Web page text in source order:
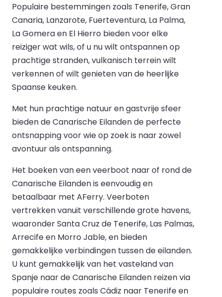
Populaire bestemmingen zoals Tenerife, Gran
Canaria, Lanzarote, Fuerteventura, La Palma,
La Gomera en El Hierro bieden voor elke
reiziger wat wils, of u nu wilt ontspannen op
prachtige stranden, vulkanisch terrein wilt
verkennen of wilt genieten van de heerlijke
Spaanse keuken.
Met hun prachtige natuur en gastvrije sfeer
bieden de Canarische Eilanden de perfecte
ontsnapping voor wie op zoek is naar zowel
avontuur als ontspanning.
Het boeken van een veerboot naar of rond de
Canarische Eilanden is eenvoudig en
betaalbaar met AFerry. Veerboten
vertrekken vanuit verschillende grote havens,
waaronder Santa Cruz de Tenerife, Las Palmas,
Arrecife en Morro Jable, en bieden
gemakkelijke verbindingen tussen de eilanden.
U kunt gemakkelijk van het vasteland van
Spanje naar de Canarische Eilanden reizen via
populaire routes zoals Cádiz naar Tenerife en